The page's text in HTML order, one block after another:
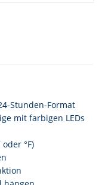
Stunden-Format
mit farbigen LEDs
°F)